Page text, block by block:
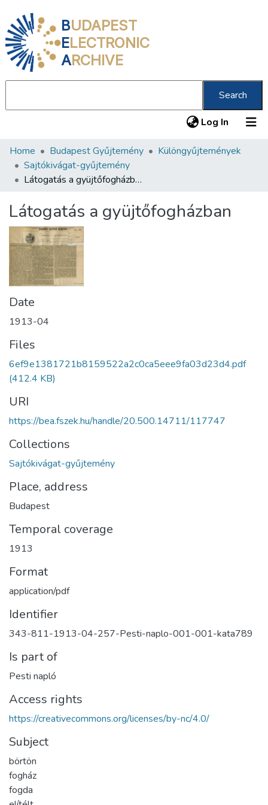
BUDAPEST
ELECTRONIC
ARCHIVE
Search
Log In (current)
Communities & Collections
All of DSpace
About us
Home Budapest Gyűjtemény
Különgyűjtemények
Sajtókivágat-gyűjtemény
Látogatás a gyüjtőfogházban
Látogatás a gyüjtőfogházban
Date
1913-04
Files
6ef9e1381721b8159522a2c0ca5eee9fa03d23d4.pdf
(412.4 KB)
URI
https://bea.fszek.hu/handle/20.500.14711/117747
Collections
Sajtókivágat-gyűjtemény
Place, address
Budapest
Temporal coverage
1913
Format
application/pdf
Identifier
343-811-1913-04-257-Pesti-naplo-001-001-kata789
Is part of
Pesti napló
Access rights
https://creativecommons.org/licenses/by-nc/4.0/
Subject
börtön
fogház
fogda